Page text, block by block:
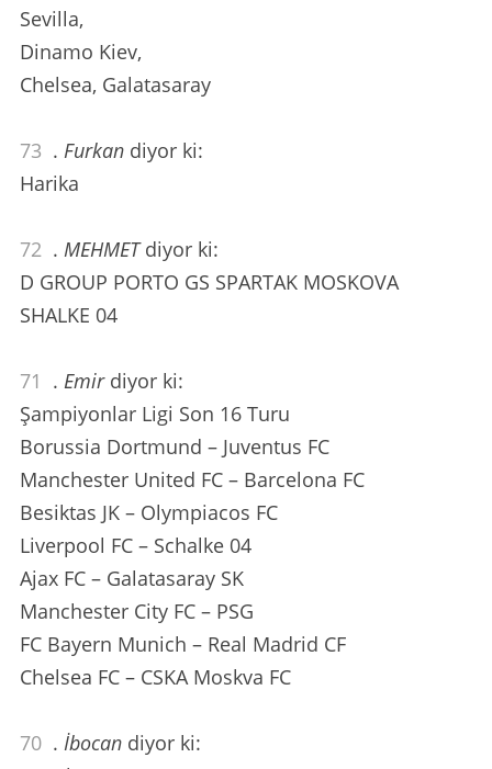
Sevilla,
Dinamo Kiev,
Chelsea, Galatasaray
73 . Furkandiyor ki:
Harika
72 . MEHMETdiyor ki:
D GROUP PORTO GS SPARTAK MOSKOVA
SHALKE 04
71 . Emirdiyor ki:
Şampiyonlar Ligi Son 16 Turu
Borussia Dortmund – Juventus FC
Manchester United FC – Barcelona FC
Besiktas JK – Olympiacos FC
Liverpool FC – Schalke 04
Ajax FC – Galatasaray SK
Manchester City FC – PSG
FC Bayern Munich – Real Madrid CF
Chelsea FC – CSKA Moskva FC
70 . İbocandiyor ki: